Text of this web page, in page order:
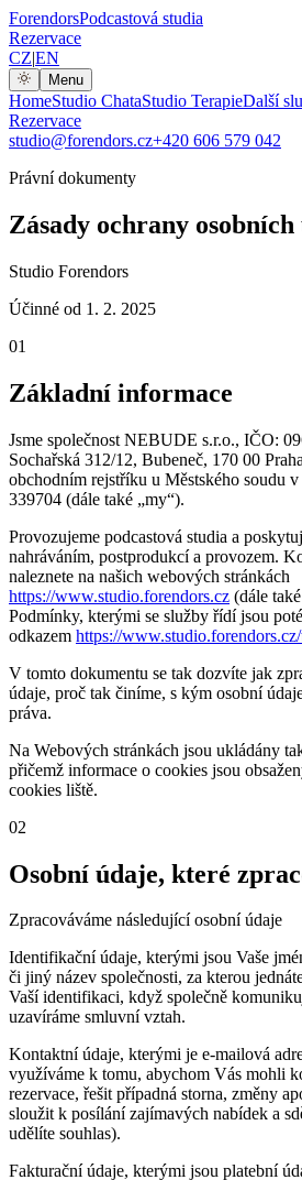
ForendorsPodcastová studia
Rezervace
CZ|EN
Menu
HomeStudio ChataStudio TerapieDalší
Rezervace
studio@forendors.cz+420 606 579 042
Právní dokumenty
Zásady ochrany
Studio Forendors
Účinné od 1. 2. 2025
01
Základní informace
Jsme společnost NEBUDE s.r.o., IČO:
Sochařská 312/12, Bubeneč, 170 00
obchodním rejstříku u Městského soudu v
339704 (dále také „my“).
Provozujeme podcastová studia a
nahráváním, postprodukcí a provozem.
naleznete na našich webových stránkách
https://www.studio.forendors.cz (dále
Podmínky, kterými se služby řídí jsou
odkazem https://www.studio.forendors.cz/
V tomto dokumentu se tak dozvíte jak
údaje, proč tak činíme, s kým osobní
práva.
Na Webových stránkách jsou ukládány
přičemž informace o cookies jsou
cookies liště.
02
Osobní údaje, které
Zpracováváme následující osobní údaje
Identifikační údaje, kterými jsou Vaše
či jiný název společnosti, za kterou
Vaší identifikaci, když společně
uzavíráme smluvní vztah.
Kontaktní údaje, kterými je e-mailová
využíváme k tomu, abychom Vás mohli
rezervace, řešit případná storna, změny
sloužit k posílání zajímavých nabídek a
udělíte souhlas).
Fakturační údaje, kterými jsou platební